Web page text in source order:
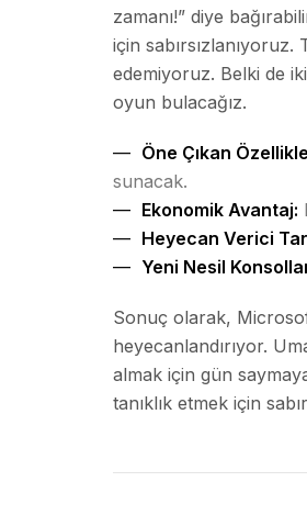
zamanı!” diye
için
edemiyoruz. Belki de
oyun bulacağız.
Öne Çıkan
sunacak.
Ekonomik Avantaj:
Heyecan Verici
Yeni Nesil
Sonuç olarak,
heyecanlandırıyor.
almak için gün
tanıklık etmek için